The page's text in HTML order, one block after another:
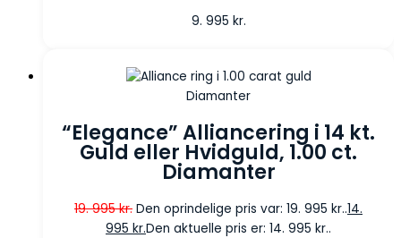
9. 995 kr.
Diamanter
“Elegance” Alliancering i 14 kt.
Guld eller Hvidguld, 1.00 ct.
Diamanter
19. 995kr. Den oprindelige pris var: 19. 995 kr..14.
995 kr.Den aktuelle pris er: 14. 995 kr..